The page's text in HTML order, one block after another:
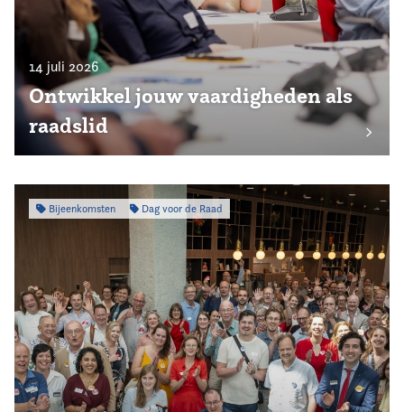
14 juli 2026
Ontwikkel jouw vaardigheden als
raadslid
Bijeenkomsten Dag voor de Raad